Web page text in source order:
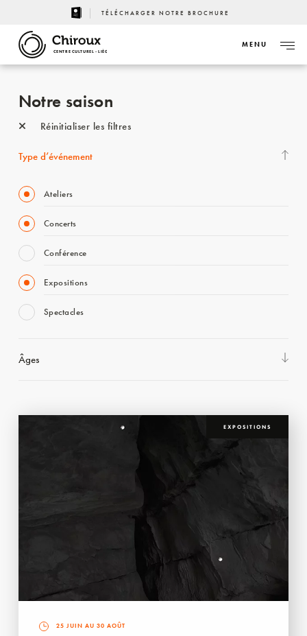
TÉLÉCHARGER NOTRE BROCHURE
CENTRE CULTUREL - LIÈGE
MENU
Notre saison
Réinitialiser les filtres
Type d’événement
Ateliers
Concerts
Conférence
Expositions
Spectacles
Âges
EXPOSITIONS
25 JUIN AU 30 AOÛT